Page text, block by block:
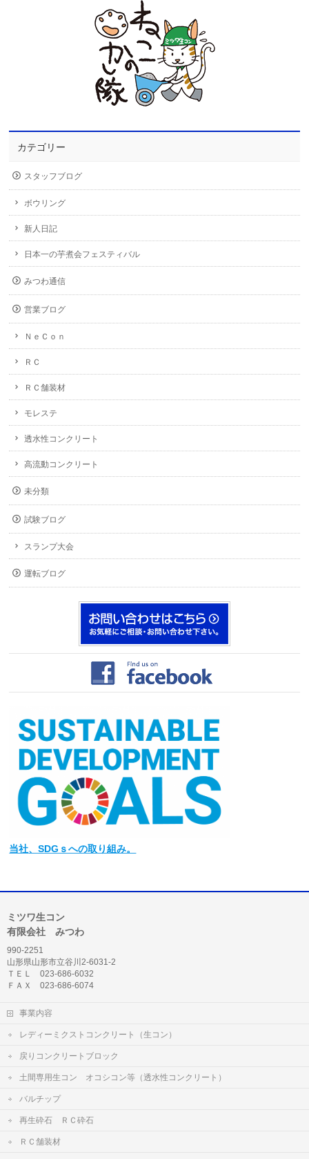
カテゴリー
スタッフブログ
ボウリング
新人日記
日本一の芋煮会フェスティバル
みつわ通信
営業ブログ
ＮｅＣｏｎ
ＲＣ
ＲＣ舗装材
モレステ
透水性コンクリート
高流動コンクリート
未分類
試験ブログ
スランプ大会
運転ブログ
当社、SDGｓへの取り組み。
ミツワ生コン
有限会社 みつわ
990-2251
山形県山形市立谷川2-6031-2
ＴＥＬ 023-686-6032
ＦＡＸ 023-686-6074
事業内容
レディーミクストコンクリート（生コン）
戻りコンクリートブロック
土間専用生コン オコシコン等（透水性コンクリート）
バルチップ
再生砕石 ＲＣ砕石
ＲＣ舗装材